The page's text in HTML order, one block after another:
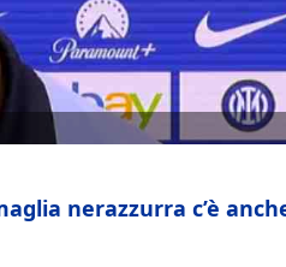
nerazzurra c’è